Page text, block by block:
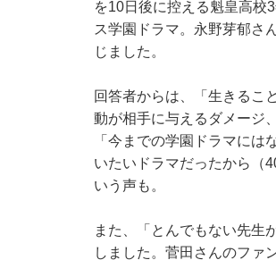
を10日後に控える魁皇高校
ス学園ドラマ。永野芽郁さ
じました。
回答者からは、「生きるこ
動が相手に与えるダメージ
「今までの学園ドラマに
いたいドラマだったから（
いう声も。
また、「とんでもない先生
しました。菅田さんのファ